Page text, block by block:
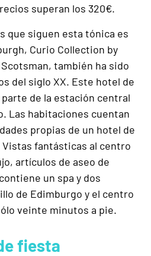
superan los 320€.
que siguen esta tónica es
Curio Collection by
también ha sido
del siglo XX. Este hotel de
de la estación central
Las habitaciones cuentan
propias de un hotel de
fantásticas al centro
artículos de aseo de
un spa y dos
de Edimburgo y el centro
veinte minutos a pie.
fiesta